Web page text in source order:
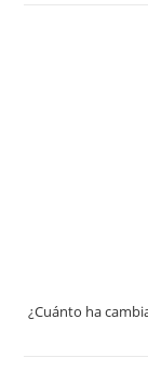
¿Cuánto ha